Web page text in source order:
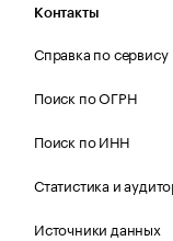
Контакты
Справка по сервису
Поиск по ОГРН
Поиск по ИНН
Статистика и
Источники данных